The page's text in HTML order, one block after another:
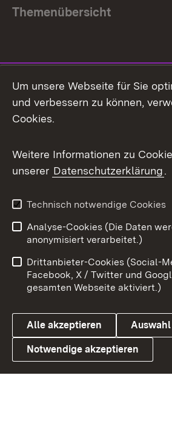
Themenübersicht
Facebook
X / Twitter
Youtube
Link zum Landesportal
Impressum
Kontakt
Barrierefreiheit
Cookies
Um unsere Webseite für Sie
und verbessern zu können,
Cookies.
Weitere Informationen zu
unserer Datenschutzerklärung.
Technisch notwendige Cookies
Analyse-Cookies (Die Daten
anonymisiert verarbeitet.)
Drittanbieter-Cookies (Social-
Facebook, X / Twitter und
gesamten Webseite aktiviert.)
Alle akzeptieren
Notwendige akzeptieren